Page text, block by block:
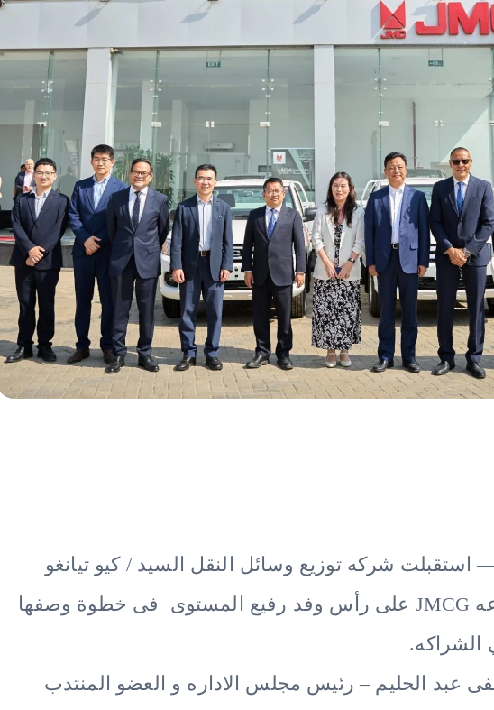
فى 30يونيو 2026— استقبلت شركه توزيع وسائل النقل السيد / كيو تيانغو
رئيس مجلس اداره مجموعه JMCG على رأس وفد رفيع المستوى فى خطوة وصفها
الشراكه.
عبد الحليم – رئيس مجلس الاداره و العضو المنتدب